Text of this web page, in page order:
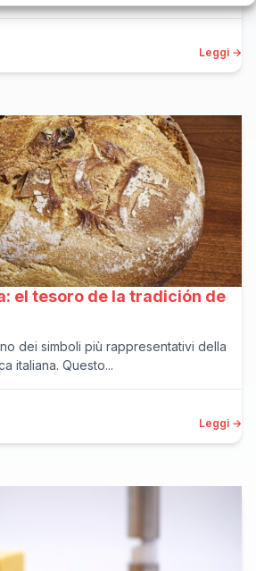
Leggi →
el tesoro de la tradición de
dei simboli più rappresentativi della
italiana. Questo...
Leggi →